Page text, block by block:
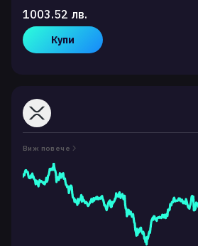
1003.52 лв.
Купи
Виж повече